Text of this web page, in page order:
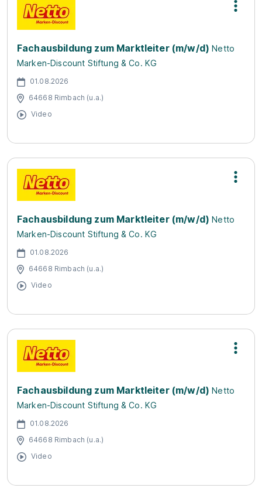
Fachausbildung zum Marktleiter (m/w/d) Netto
Marken-Discount Stiftung & Co. KG
01.08.2026
64668 Rimbach (u.a.)
Video
Fachausbildung zum Marktleiter (m/w/d) Netto
Marken-Discount Stiftung & Co. KG
01.08.2026
64668 Rimbach (u.a.)
Video
Fachausbildung zum Marktleiter (m/w/d) Netto
Marken-Discount Stiftung & Co. KG
01.08.2026
64668 Rimbach (u.a.)
Video